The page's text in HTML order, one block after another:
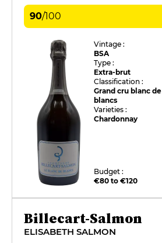
90/100
Vintage :
BSA
Type :
Extra-brut
Classification :
Grand cru blanc de
blancs
Varieties :
Chardonnay
Budget :
€80 to €120
Billecart-Salmon
ELISABETH SALMON